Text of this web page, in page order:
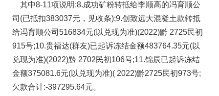
其中8-11项说明:8.成功矿粉转抵给李顺高的冯育顺公
司(已抵扣383037元，见收条);9.创致远大混凝土款转抵
给冯育顺公司516834元(以兑现为准)(2022)黔 2725民初
915号;10.贵福达(群友)已起诉冻结金额483764.35元(以
兑现为准)(2022)黔 2702民初106号;11.锦辰已起诉冻结
金额375081.6元(以兑现为准)( 2022)黔2725民初973号;
欠款合计:-397295.64元。